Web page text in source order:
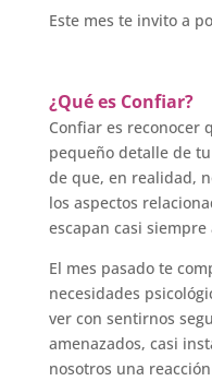
Este mes te invito a
¿Qué es Confiar?
Confiar es reconocer
pequeño detalle de
de que, en realidad,
los aspectos
escapan casi
El mes pasado te
necesidades
ver con sentirnos
amenazados, casi
nosotros una